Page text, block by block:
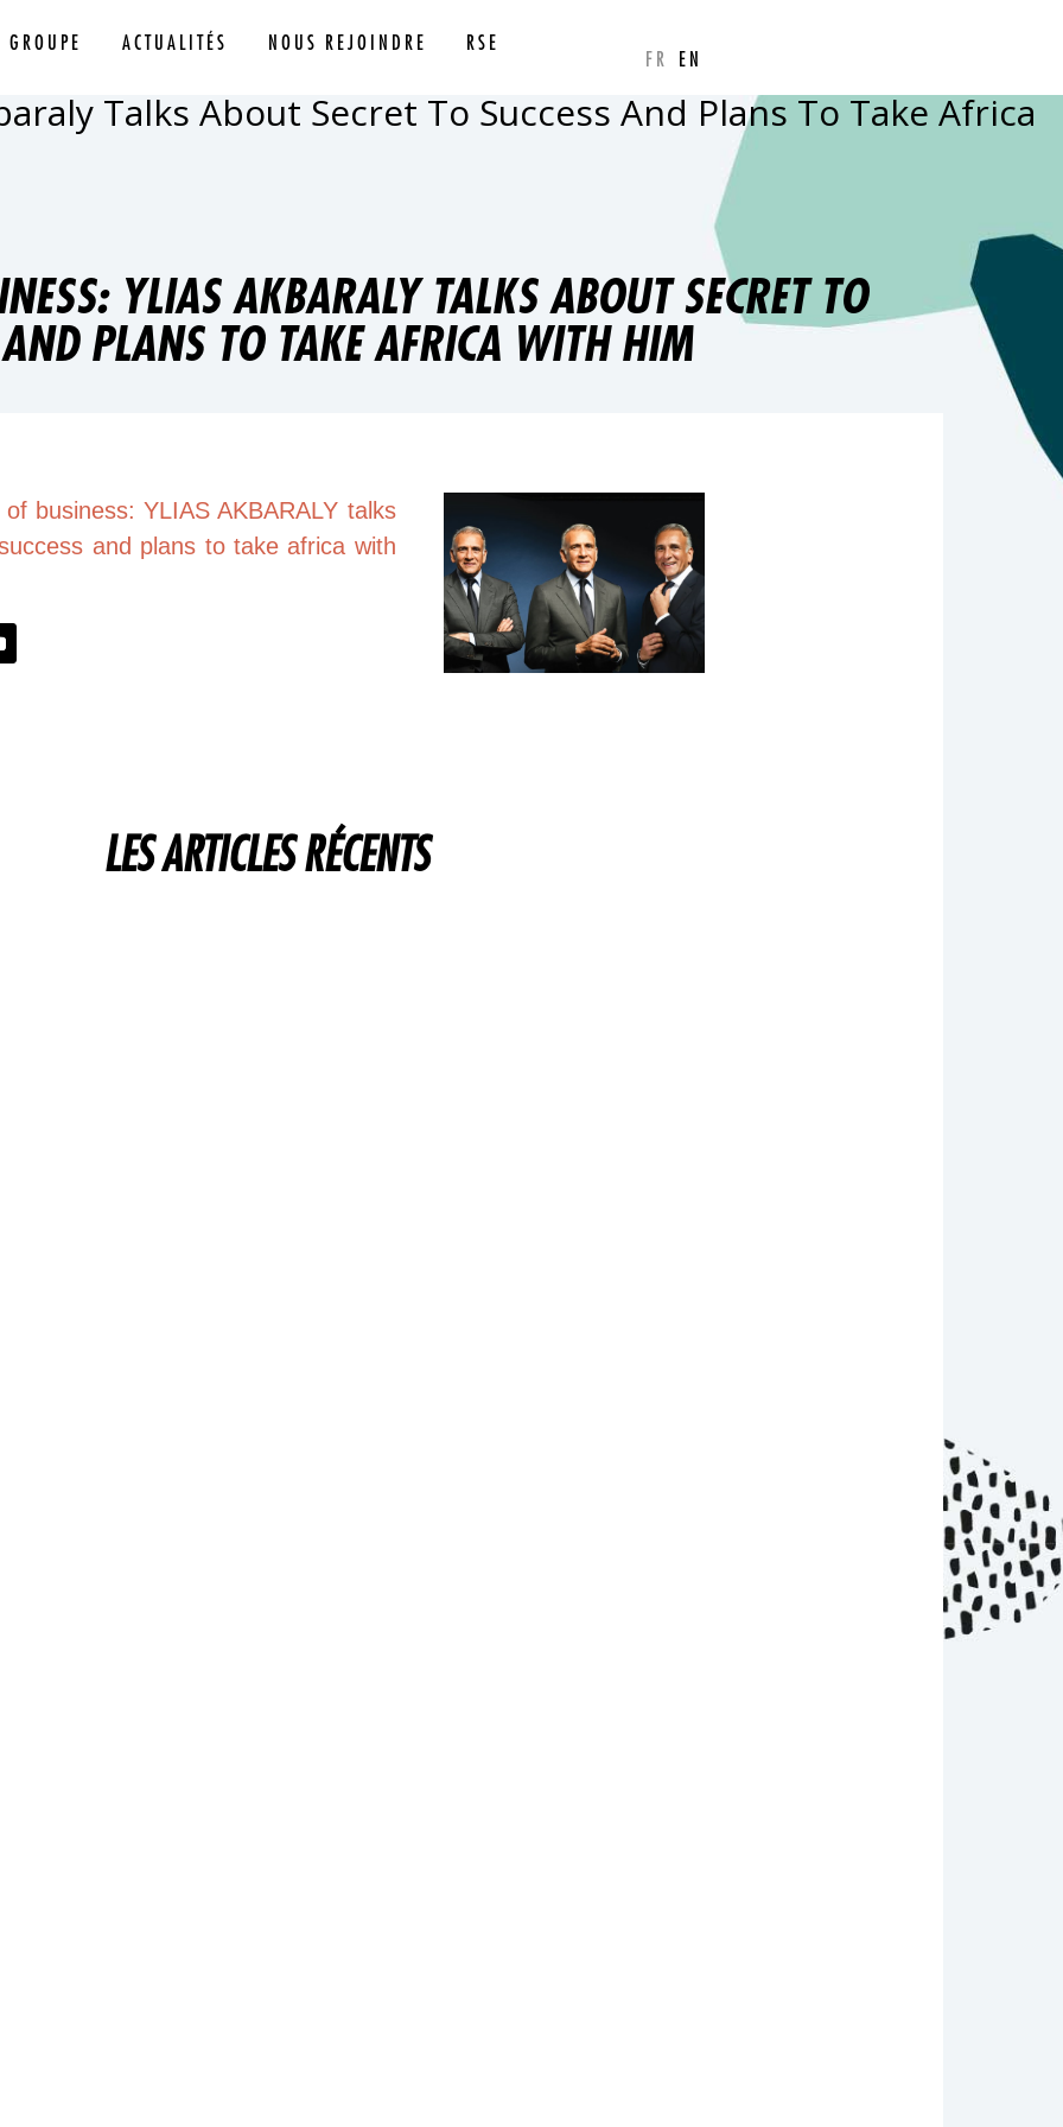
GROUPE ACTUALITÉS RSE
NOUS REJOINDRE
FR
EN
Talks About Secret To Success And Plans To Take Africa
YLIAS AKBARALY TALKS ABOUT SECRET TO
AND PLANS TO TAKE AFRICA WITH HIM
business: YLIAS AKBARALY talks
and plans to take africa with
LES ARTICLES RÉCENTS